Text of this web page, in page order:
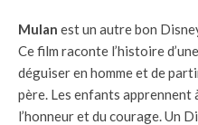
Mulan est un autre bon
Ce film raconte l’histoire
déguiser en homme et de
père. Les enfants apprennent
l’honneur et du courage. Un